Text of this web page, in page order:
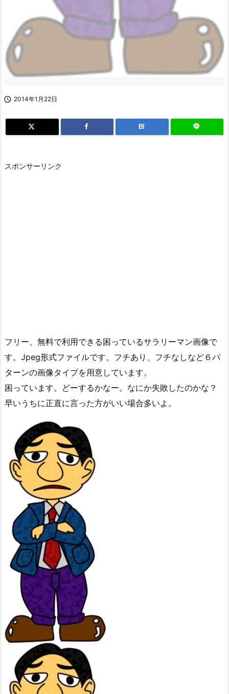
 2014年1月22日
B!
スポンサーリンク
フリー、無料で利用できる困っているサラリーマン画像で
す。Jpeg形式ファイルです。フチあり、フチなしなど６パ
ターンの画像タイプを用意しています。
困っています。どーするかなー。なにか失敗したのかな？
早いうちに正直に言った方がいい場合多いよ。